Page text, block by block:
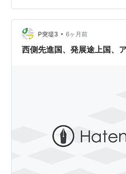
江章喜は悪役とは正反対と言え
も結構演じていた。 …
P突堤3 • 6ヶ月前
西側先進国、発展途上国、